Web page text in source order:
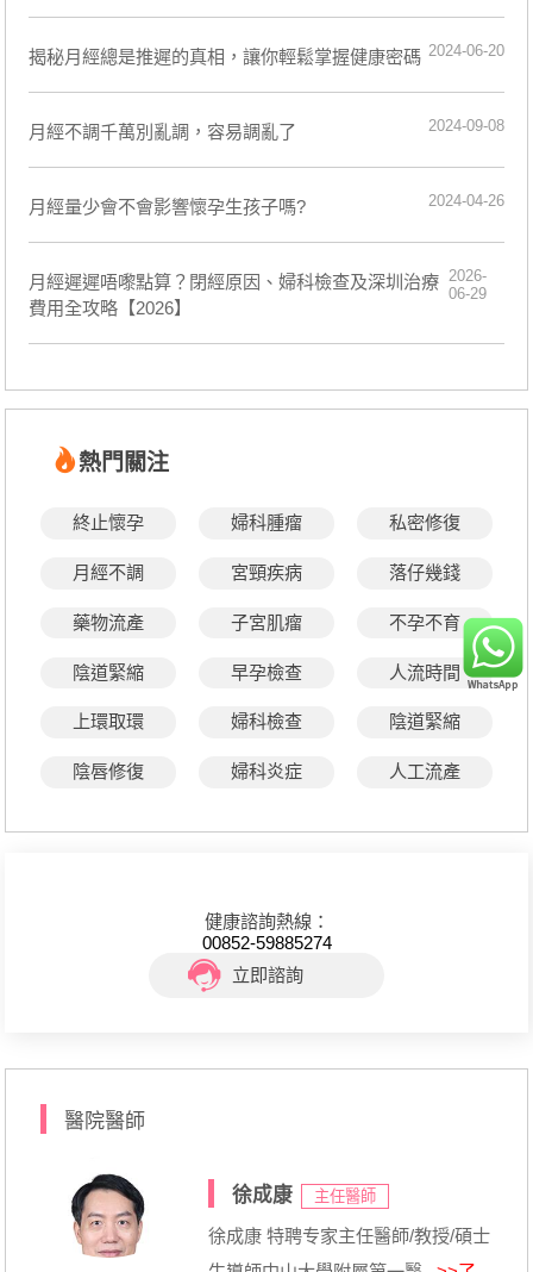
揭秘月經總是推遲的真相，讓你輕鬆掌握健康密碼 2024-06-20
月經不調千萬別亂調，容易調亂了 2024-09-08
月經量少會不會影響懷孕生孩子嗎? 2024-04-26
月經遲遲唔嚟點算？閉經原因、婦科檢查及深圳治療
費用全攻略【2026】
2026-
06-29
熱門關注
終止懷孕 婦科腫瘤 私密修復
月經不調 宮頸疾病 落仔幾錢
藥物流產 子宮肌瘤 不孕不育
陰道緊縮 早孕檢查 人流時間
上環取環 婦科檢查 陰道緊縮
陰唇修復 婦科炎症 人工流產
健康諮詢熱線：
00852-59885274
立即諮詢
醫院醫師
徐成康 主任醫師
徐成康 特聘专家主任醫師/教授/碩士